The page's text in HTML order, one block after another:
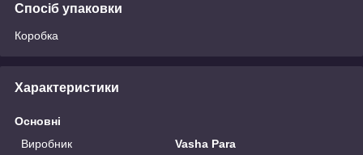
Спосіб упаковки
Коробка
Характеристики
Основні
Виробник
Vasha Para